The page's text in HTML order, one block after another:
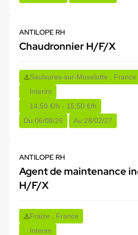
ANTILOPE RH
Chaudronnier H/F/X
Saulxures-sur-Moselotte , France
Interim
14,50 €/h - 15,50 €/h
Du:06/08/26 Au:28/02/27
ANTILOPE RH
Agent de maintenance
H/F/X
Fraize , France
Interim